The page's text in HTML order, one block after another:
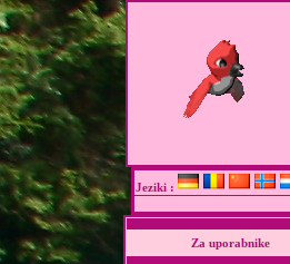
Jeziki :
Za uporabnike